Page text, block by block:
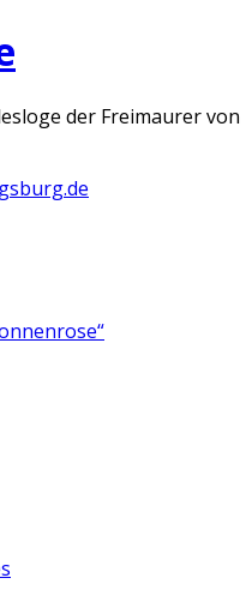
der Freimaurer von